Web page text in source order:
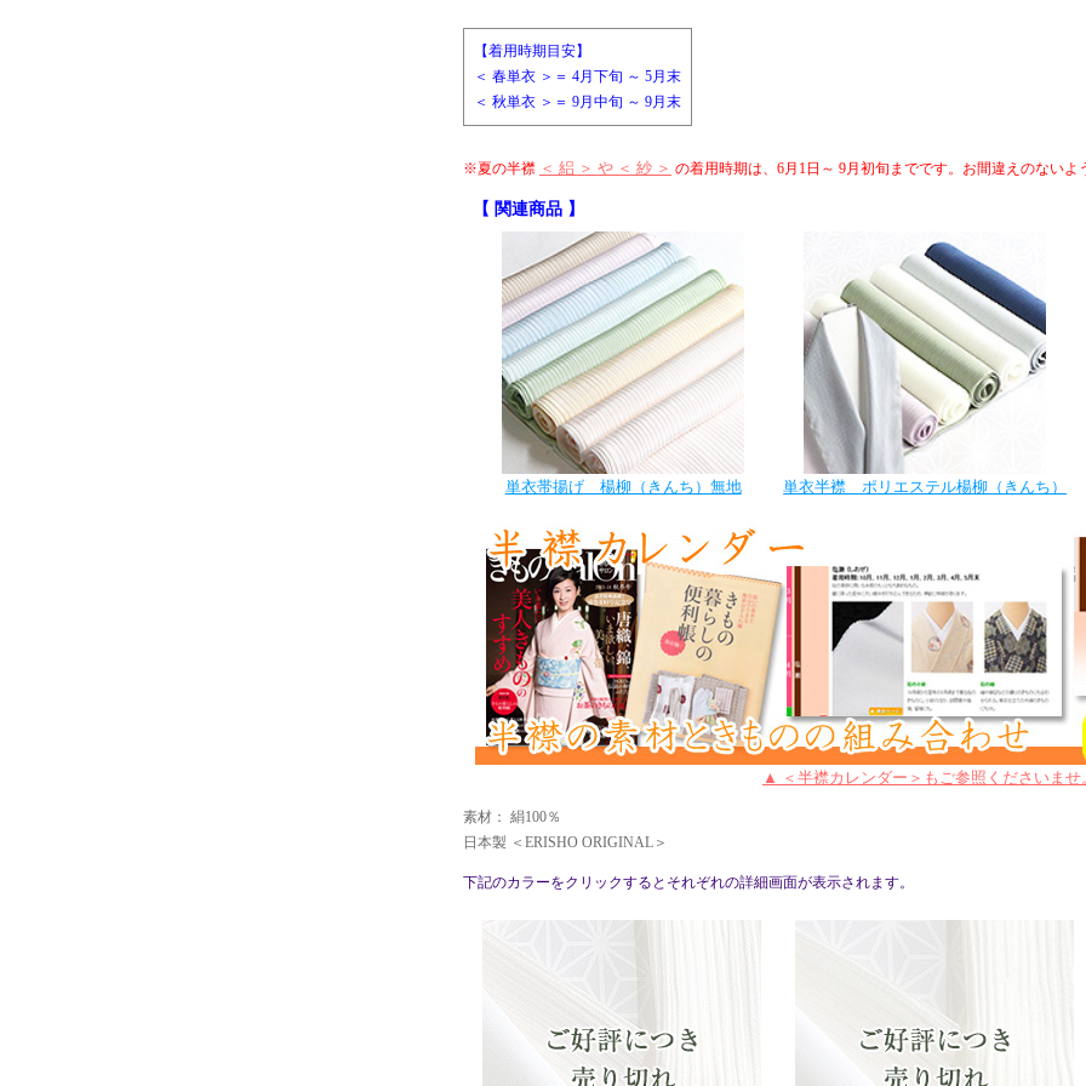
【着用時期目安】
＜ 春単衣 ＞＝ 4月下旬 ～ 5月末
＜ 秋単衣 ＞＝ 9月中旬 ～ 9月末
※夏の半襟 ＜ 絽 ＞ や ＜ 紗 ＞ の着用時期は、6月1日～ 9月初旬までです。お間違えのないよ
【 関連商品 】
単衣帯揚げ 楊柳（きんち）無地 単衣半襟 ポリエステル楊柳（きんち）
▲ ＜半襟カレンダー＞もご参照くださいませ
素材： 絹100％
日本製 ＜ERISHO ORIGINAL＞
下記のカラーをクリックするとそれぞれの詳細画面が表示されます。